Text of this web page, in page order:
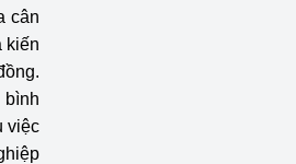
cân
kiến
việc